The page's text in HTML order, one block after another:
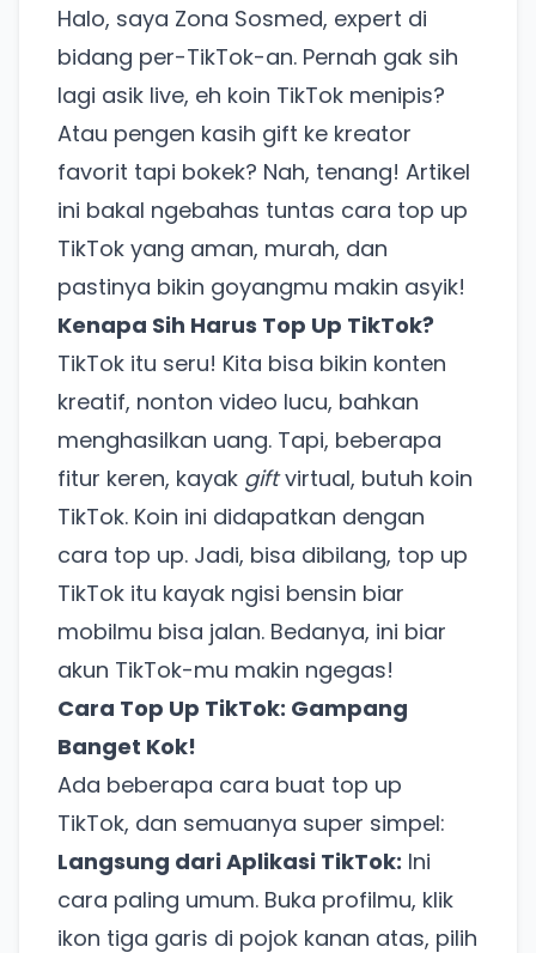
Halo, saya Zona Sosmed, expert di
bidang per-TikTok-an. Pernah gak sih
lagi asik live, eh koin TikTok menipis?
Atau pengen kasih gift ke kreator
favorit tapi bokek? Nah, tenang! Artikel
ini bakal ngebahas tuntas cara top up
TikTok yang aman, murah, dan
pastinya bikin goyangmu makin asyik!
Kenapa Sih Harus Top Up TikTok?
TikTok itu seru! Kita bisa bikin konten
kreatif, nonton video lucu, bahkan
menghasilkan uang. Tapi, beberapa
fitur keren, kayak giftvirtual, butuh koin
TikTok. Koin ini didapatkan dengan
cara top up. Jadi, bisa dibilang, top up
TikTok itu kayak ngisi bensin biar
mobilmu bisa jalan. Bedanya, ini biar
akun TikTok-mu makin ngegas!
Cara Top Up TikTok: Gampang
Banget Kok!
Ada beberapa cara buat top up
TikTok, dan semuanya super simpel:
Langsung dari Aplikasi TikTok: Ini
cara paling umum. Buka profilmu, klik
ikon tiga garis di pojok kanan atas, pilih